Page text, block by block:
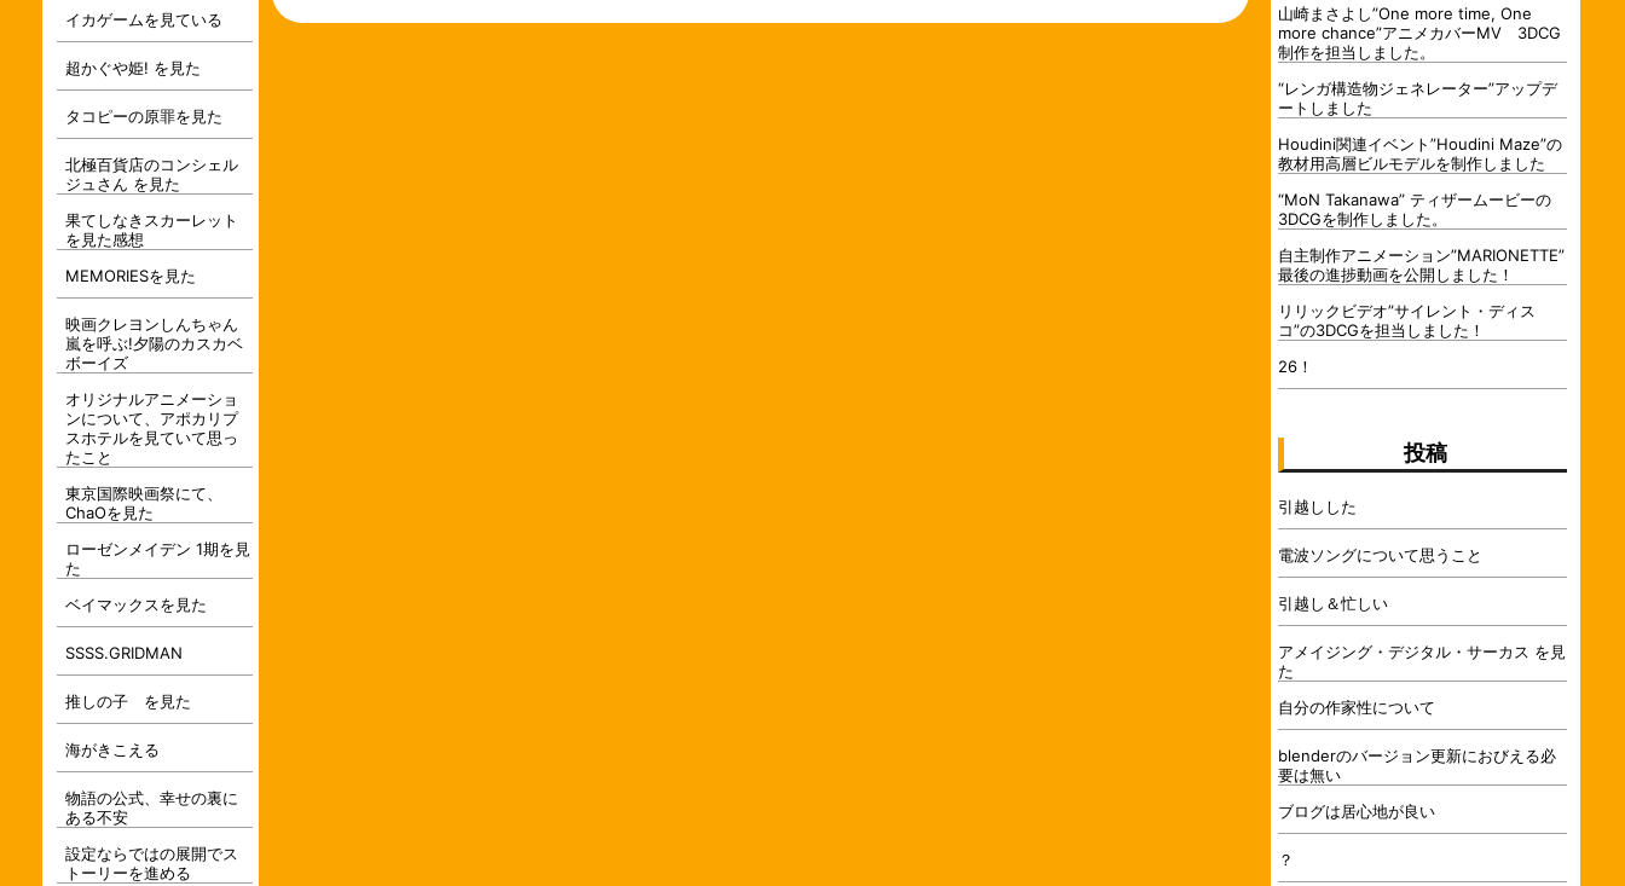
山崎まさよし”One more time, One
more chance”アニメカバーMV 3DCG
制作を担当しました。
“レンガ構造物ジェネレーター”アップデ
ートしました
Houdini関連イベント”Houdini Maze”の
教材用高層ビルモデルを制作しました
“MoN Takanawa” ティザームービーの
3DCGを制作しました。
自主制作アニメーション”MARIONETTE”
最後の進捗動画を公開しました！
リリックビデオ”サイレント・ディス
コ”の3DCGを担当しました！
26！
投稿
引越しした
電波ソングについて思うこと
引越し＆忙しい
アメイジング・デジタル・サーカス を見
た
自分の作家性について
blenderのバージョン更新におびえる必
要は無い
ブログは居心地が良い
？
イカゲームを見ている
超かぐや姫! を見た
タコピーの原罪を見た
北極百貨店のコンシェル
ジュさん を見た
果てしなきスカーレット
を見た感想
MEMORIESを見た
映画クレヨンしんちゃん
嵐を呼ぶ!夕陽のカスカベ
ボーイズ
オリジナルアニメーショ
ンについて、アポカリプ
スホテルを見ていて思っ
たこと
東京国際映画祭にて、
ChaOを見た
ローゼンメイデン 1期を見
た
ベイマックスを見た
SSSS.GRIDMAN
推しの子 を見た
海がきこえる
物語の公式、幸せの裏に
ある不安
設定ならではの展開でス
トーリーを進める